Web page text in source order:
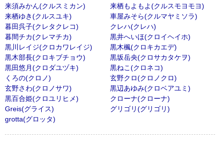
来須みかん(クルスミカン)
来栖もよもよ(クルスモヨモヨ)
来栖ゆき(クルスユキ)
車屋みそら(クルマヤミソラ)
暮田呉子(クレタクレコ)
クレハ(クレハ)
暮間チカ(クレマチカ)
黒井へいほ(クロイヘイホ)
黒川レイジ(クロカワレイジ)
黒木楓(クロキカエデ)
黒木部長(クロキブチョウ)
黒坂岳央(クロサカタケヲ)
黒田悠月(クロダユヅキ)
黒ねこ(クロネコ)
くろの(クロノ)
玄野クロ(クロノクロ)
玄野さわ(クロノサワ)
黒辺あゆみ(クロベアユミ)
黒百合姫(クロユリヒメ)
クローナ(クローナ)
Greis(グライス)
グリゴリ(グリゴリ)
grotta(グロッタ)